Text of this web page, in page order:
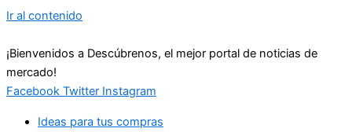
Ir al contenido
¡Bienvenidos a Descúbrenos, el mejor portal de noticias de
mercado!
Facebook Twitter Instagram
Ideas para tus compras